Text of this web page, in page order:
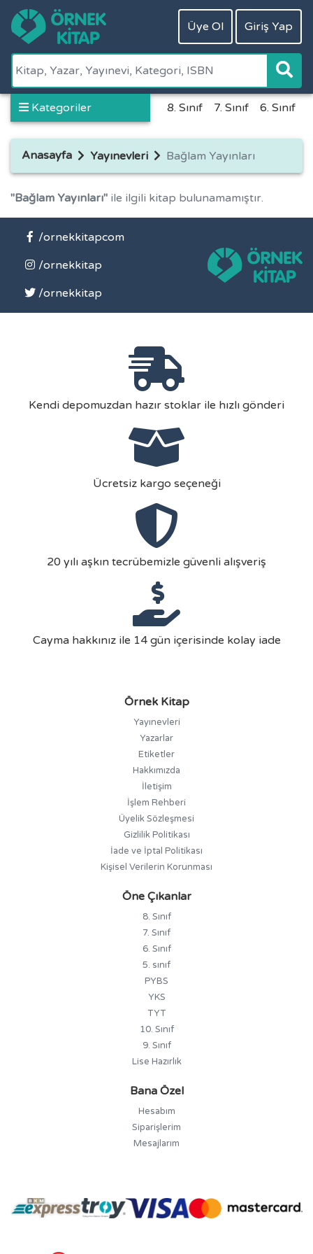
Üye Ol Giriş Yap
Kategoriler 8. Sınıf 7. Sınıf 6. Sınıf
Anasayfa Yayınevleri Bağlam Yayınları
"Bağlam Yayınları" ile ilgili kitap bulunamamıştır.
/ornekkitapcom
/ornekkitap
/ornekkitap
Kendi depomuzdan hazır stoklar ile hızlı gönderi
Ücretsiz kargo seçeneği
20 yılı aşkın tecrübemizle güvenli alışveriş
Cayma hakkınız ile 14 gün içerisinde kolay iade
Örnek Kitap
Yayınevleri
Yazarlar
Etiketler
Hakkımızda
İletişim
İşlem Rehberi
Üyelik Sözleşmesi
Gizlilik Politikası
İade ve İptal Politikası
Kişisel Verilerin Korunması
Öne Çıkanlar
8. Sınıf
7. Sınıf
6. Sınıf
5. sınıf
PYBS
YKS
TYT
10. Sınıf
9. Sınıf
Lise Hazırlık
Bana Özel
Hesabım
Siparişlerim
Mesajlarım